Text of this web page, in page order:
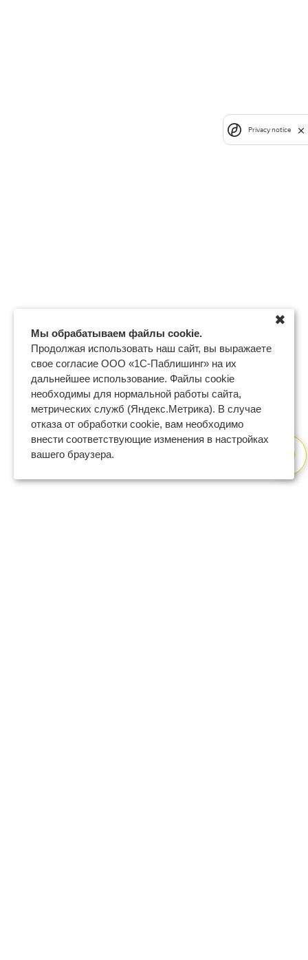
Мы обрабатываем файлы cookie.
Продолжая использовать наш сайт, вы выражаете
свое согласие ООО «1С-Паблишинг» на их
дальнейшее использование. Файлы cookie
необходимы для нормальной работы сайта,
метрических служб (Яндекс.Метрика). В случае
отказа от обработки cookie, вам необходимо
внести соответствующие изменения в настройках
вашего браузера.
✖
Privacy notice